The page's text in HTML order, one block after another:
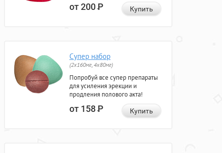
от 200Р Купить
Супер набор
(2х160мг, 4х80мг)
Попробуй все супер препараты
для усиления эрекции и
продления полового акта!
от 158Р Купить